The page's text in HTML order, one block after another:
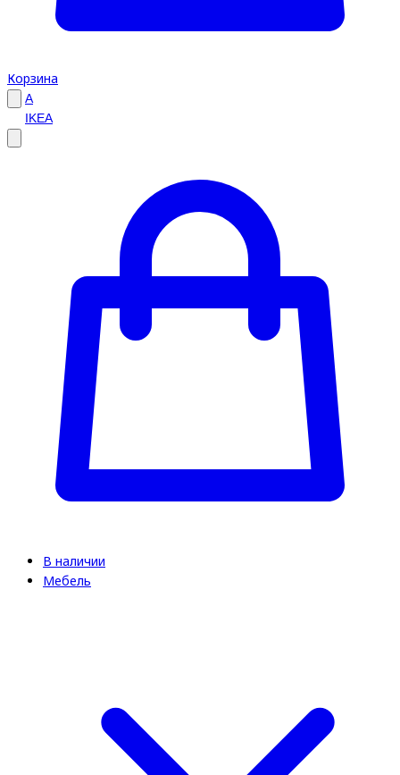
Корзина
A
IKEA
В наличии
Мебель